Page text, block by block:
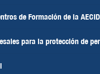
de Formación de la AECID
para la protección de